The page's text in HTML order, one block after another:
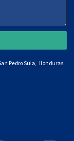
Pedro Sula, Honduras